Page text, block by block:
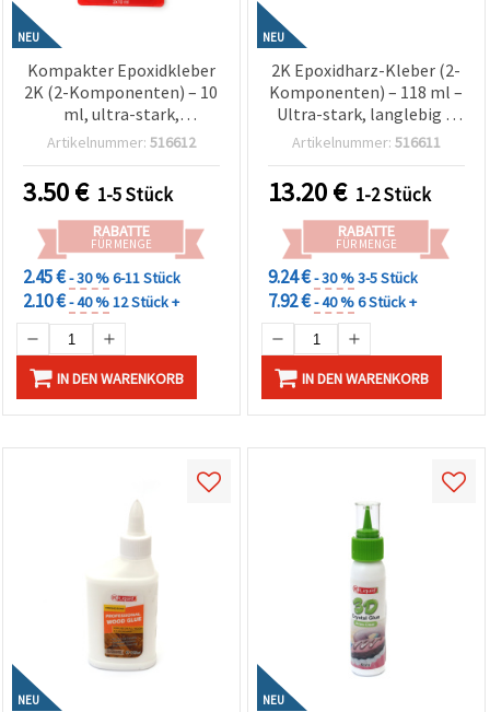
NEU
Kompakter Epoxidkleber
2K (2-Komponenten) – 10
ml, ultra-stark,
transparent &
Bastelkleber für
Schmuckbasteln, Holz,
Metall & präzise
Reparaturen
Artikelnummer: 516612
3.50€ 1-5 Stück
RABATTE
FÜR MENGE
2.45 €- 30 %6-11 Stück
2.10 €- 40 %12 Stück +
IN DEN WARENKORB
NEU
2K Epoxidharz-Kleber (2-
Komponenten) – 118 ml –
Ultra-stark, langlebig &
glasklarer Halt – ideal für
Metall & DIY-
Kreativprojekte
Artikelnummer: 516611
13.20€ 1-2 Stück
RABATTE
FÜR MENGE
9.24 €- 30 %3-5 Stück
7.92 €- 40 %6 Stück +
IN DEN WARENKORB
NEU NEU